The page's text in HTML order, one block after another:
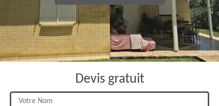
Devis gratuit